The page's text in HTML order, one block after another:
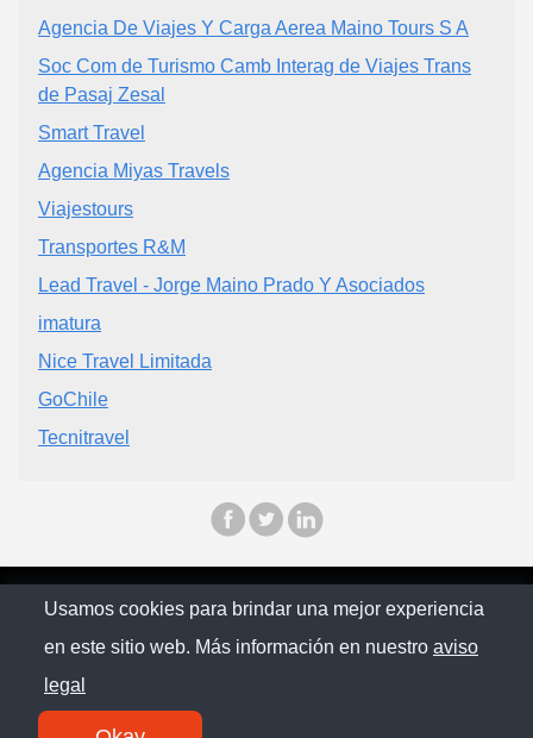
Agencia De Viajes Y Carga Aerea Maino Tours S A
Soc Com de Turismo Camb Interag de Viajes Trans
de Pasaj Zesal
Smart Travel
Agencia Miyas Travels
Viajestours
Transportes R&M
Lead Travel - Jorge Maino Prado Y Asociados
imatura
Nice Travel Limitada
GoChile
Tecnitravel
© Chilopina 2026
Política de privacidad
Usamos cookies para brindar una mejor experiencia
en este sitio web. Más información en nuestro aviso
legal